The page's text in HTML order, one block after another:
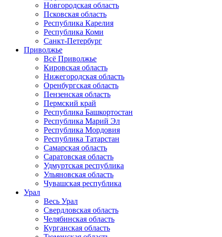
Новгородская область
Псковская область
Республика Карелия
Республика Коми
Санкт-Петербург
Приволжье
Всё Приволжье
Кировская область
Нижегородская область
Оренбургская область
Пензенская область
Пермский край
Республика Башкортостан
Республика Марий Эл
Республика Мордовия
Республика Татарстан
Самарская область
Саратовская область
Удмуртская республика
Ульяновская область
Чувашская республика
Урал
Весь Урал
Свердловская область
Челябинская область
Курганская область